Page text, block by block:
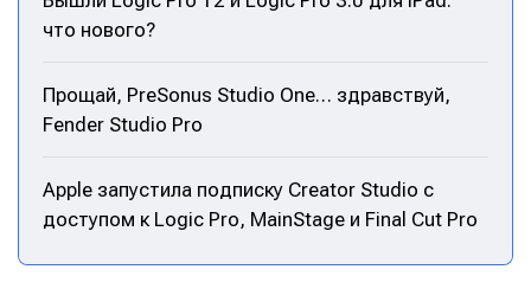
что нового?
Прощай, PreSonus Studio One… здравствуй,
Fender Studio Pro
Apple запустила подписку Creator Studio с
доступом к Logic Pro, MainStage и Final Cut Pro